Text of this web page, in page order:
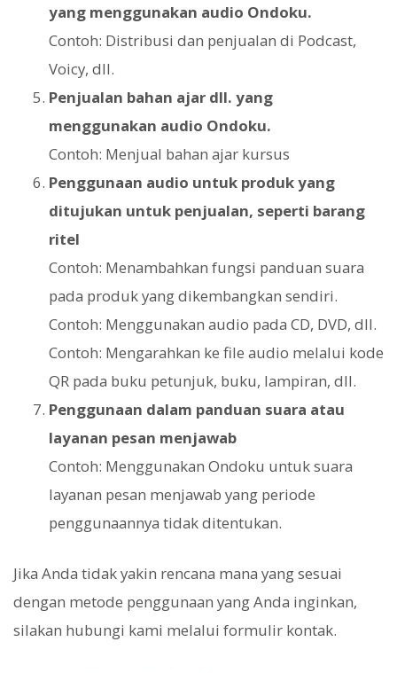
yang menggunakan audio Ondoku.
Contoh: Distribusi dan penjualan di Podcast,
Voicy, dll.
Penjualan bahan ajar dll. yang
menggunakan audio Ondoku.
Contoh: Menjual bahan ajar kursus
Penggunaan audio untuk produk yang
ditujukan untuk penjualan, seperti barang
ritel
Contoh: Menambahkan fungsi panduan suara
pada produk yang dikembangkan sendiri.
Contoh: Menggunakan audio pada CD, DVD, dll.
Contoh: Mengarahkan ke file audio melalui kode
QR pada buku petunjuk, buku, lampiran, dll.
Penggunaan dalam panduan suara atau
layanan pesan menjawab
Contoh: Menggunakan Ondoku untuk suara
layanan pesan menjawab yang periode
penggunaannya tidak ditentukan.
Jika Anda tidak yakin rencana mana yang sesuai
dengan metode penggunaan yang Anda inginkan,
silakan hubungi kami melalui formulir kontak.